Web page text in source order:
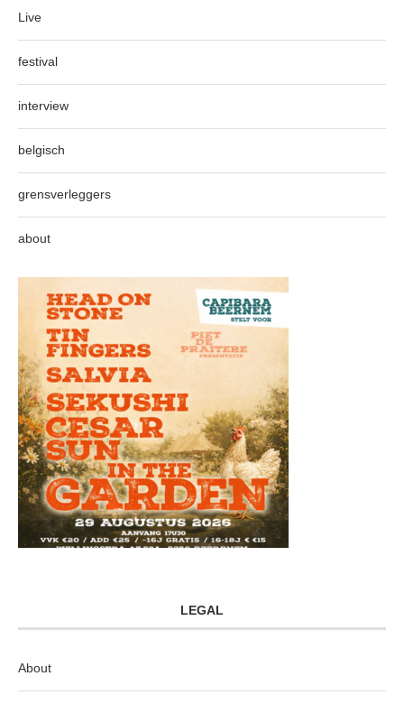
Live
festival
interview
belgisch
grensverleggers
about
LEGAL
About